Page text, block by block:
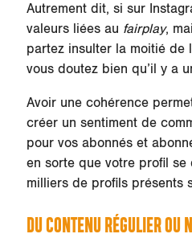
Autrement dit, si sur
valeurs liées au fairplay,
partez insulter la moitié de
vous doutez bien qu’il y a
Avoir une cohérence
créer un sentiment de
pour vos abonnés et
en sorte que votre profil se
milliers de profils présents
DU CONTENU RÉGULIER OU